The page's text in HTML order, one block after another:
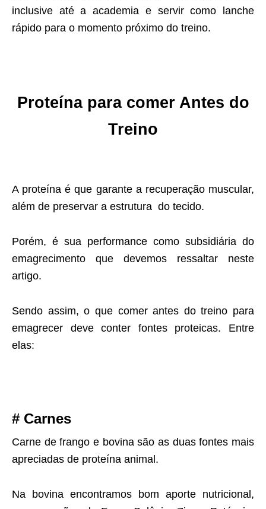
inclusive até a academia e servir como lanche
rápido para o momento próximo do treino.
Proteína para comer Antes do
Treino
A proteína é que garante a recuperação muscular,
além de preservar a estrutura do tecido.
Porém, é sua performance como subsidiária do
emagrecimento que devemos ressaltar neste
artigo.
Sendo assim, o que comer antes do treino para
emagrecer deve conter fontes proteicas. Entre
elas:
# Carnes
Carne de frango e bovina são as duas fontes mais
apreciadas de proteína animal.
Na bovina encontramos bom aporte nutricional,